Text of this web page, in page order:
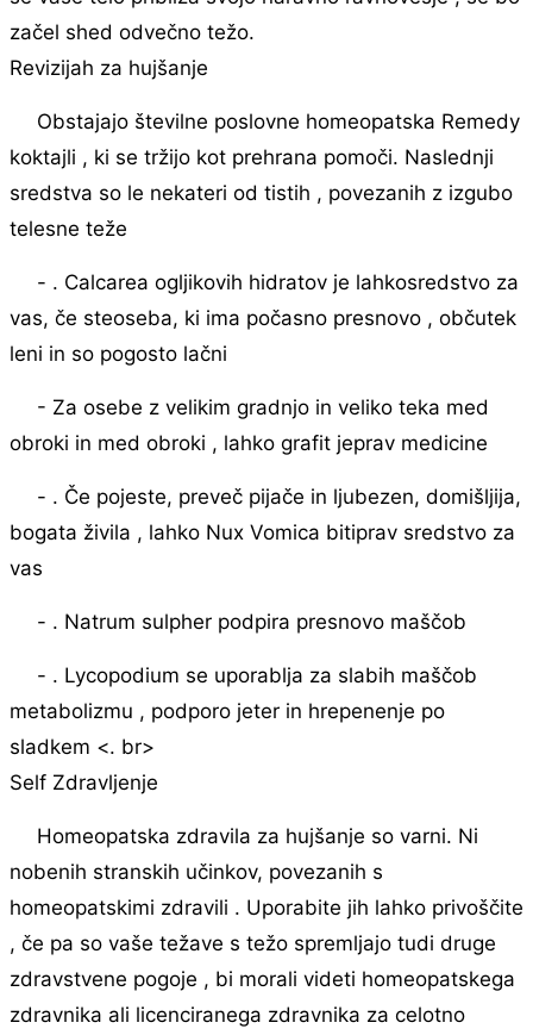
začel shed odvečno težo.
Revizijah za hujšanje
Obstajajo številne poslovne homeopatska Remedy
koktajli , ki se tržijo kot prehrana pomoči. Naslednji
sredstva so le nekateri od tistih , povezanih z izgubo
telesne teže
- . Calcarea ogljikovih hidratov je lahkosredstvo za
vas, če steoseba, ki ima počasno presnovo , občutek
leni in so pogosto lačni
- Za osebe z velikim gradnjo in veliko teka med
obroki in med obroki , lahko grafit jeprav medicine
- . Če pojeste, preveč pijače in ljubezen, domišljija,
bogata živila , lahko Nux Vomica bitiprav sredstvo za
vas
- . Natrum sulpher podpira presnovo maščob
- . Lycopodium se uporablja za slabih maščob
metabolizmu , podporo jeter in hrepenenje po
sladkem <. br>
Self Zdravljenje
Homeopatska zdravila za hujšanje so varni. Ni
nobenih stranskih učinkov, povezanih s
homeopatskimi zdravili . Uporabite jih lahko privoščite
, če pa so vaše težave s težo spremljajo tudi druge
zdravstvene pogoje , bi morali videti homeopatskega
zdravnika ali licenciranega zdravnika za celotno